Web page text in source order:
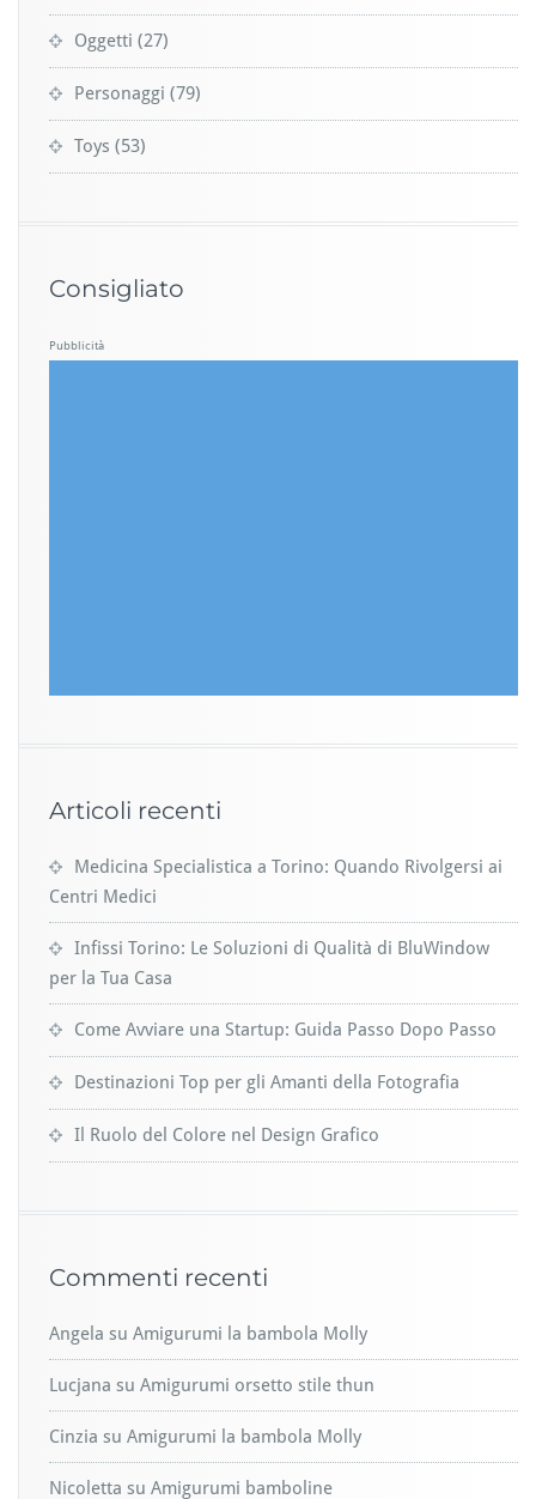
Oggetti (27)
Personaggi (79)
Toys (53)
Consigliato
Pubblicità
Articoli recenti
Medicina Specialistica a Torino: Quando Rivolgersi ai
Centri Medici
Infissi Torino: Le Soluzioni di Qualità di BluWindow
per la Tua Casa
Come Avviare una Startup: Guida Passo Dopo Passo
Destinazioni Top per gli Amanti della Fotografia
Il Ruolo del Colore nel Design Grafico
Commenti recenti
Angela su Amigurumi la bambola Molly
Lucjana su Amigurumi orsetto stile thun
Cinzia su Amigurumi la bambola Molly
Nicoletta su Amigurumi bamboline